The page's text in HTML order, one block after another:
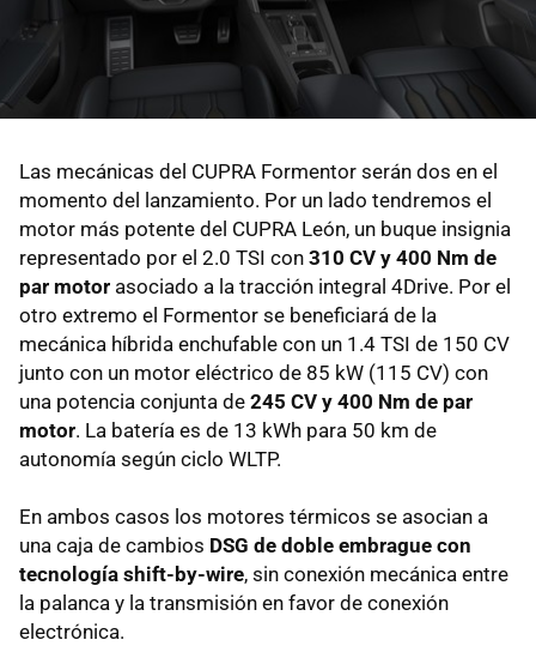
Las mecánicas del CUPRA Formentor serán dos en el
momento del lanzamiento. Por un lado tendremos el
motor más potente del CUPRA León, un buque insignia
representado por el 2.0 TSI con 310 CV y 400 Nm de
par motor asociado a la tracción integral 4Drive. Por el
otro extremo el Formentor se beneficiará de la
mecánica híbrida enchufable con un 1.4 TSI de 150 CV
junto con un motor eléctrico de 85 kW (115 CV) con
una potencia conjunta de 245 CV y 400 Nm de par
motor. La batería es de 13 kWh para 50 km de
autonomía según ciclo WLTP.
En ambos casos los motores térmicos se asocian a
una caja de cambios DSG de doble embrague con
tecnología shift-by-wire, sin conexión mecánica entre
la palanca y la transmisión en favor de conexión
electrónica.